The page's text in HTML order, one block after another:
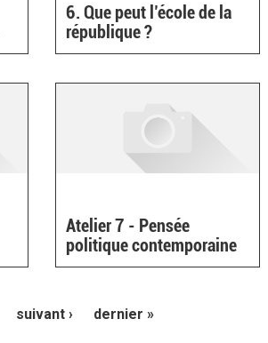
6. Que peut l’école de la
république ?
Atelier 7 - Pensée
politique contemporaine
suivant › dernier »